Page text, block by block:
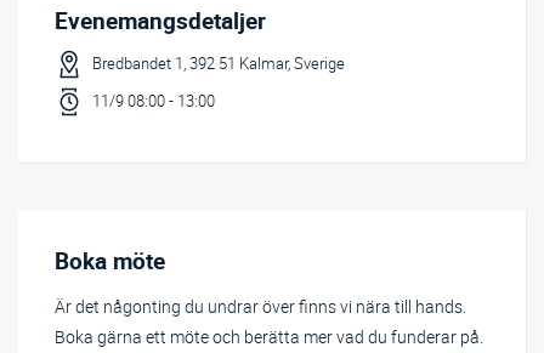
Evenemangsdetaljer
Bredbandet 1, 392 51 Kalmar, Sverige
11/9 08:00 - 13:00
Boka möte
Är det någonting du undrar över finns vi nära till hands.
Boka gärna ett möte och berätta mer vad du funderar på.